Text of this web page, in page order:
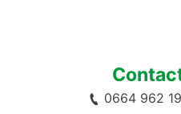
0664 962